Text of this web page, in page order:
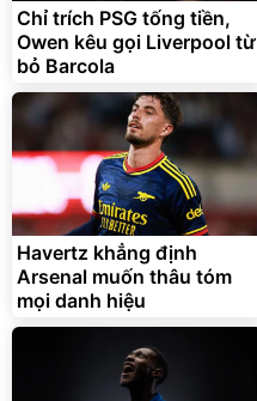
Bạt phủ xe ô tô cao cấp,
tráng nhôm 03 lớp
392.000 đ
325.000đ
Đã bán nhiều
Chỉ trích PSG tống tiền,
Owen kêu gọi Liverpool từ
bỏ Barcola
Havertz khẳng định
Arsenal muốn thâu tóm
mọi danh hiệu